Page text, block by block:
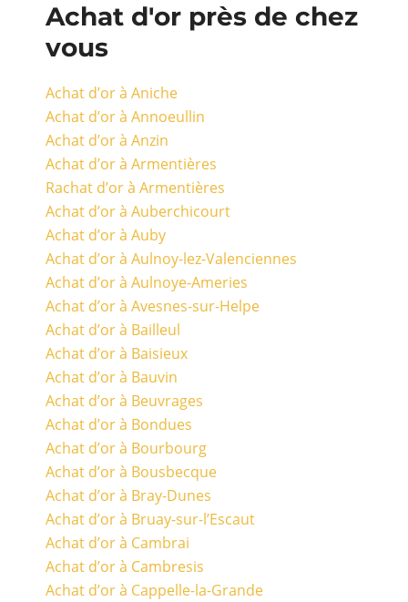
Achat d'or près de chez
vous
Achat d’or à Aniche
Achat d’or à Annoeullin
Achat d’or à Anzin
Achat d’or à Armentières
Rachat d’or à Armentières
Achat d’or à Auberchicourt
Achat d’or à Auby
Achat d’or à Aulnoy-lez-Valenciennes
Achat d’or à Aulnoye-Ameries
Achat d’or à Avesnes-sur-Helpe
Achat d’or à Bailleul
Achat d’or à Baisieux
Achat d’or à Bauvin
Achat d’or à Beuvrages
Achat d’or à Bondues
Achat d’or à Bourbourg
Achat d’or à Bousbecque
Achat d’or à Bray-Dunes
Achat d’or à Bruay-sur-l’Escaut
Achat d’or à Cambrai
Achat d’or à Cambresis
Achat d’or à Cappelle-la-Grande